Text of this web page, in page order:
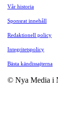
Vår historia
Sponsrat innehåll
Redaktionell policy
Integritetspolicy
Bästa kändissajterna
© Nya Media i